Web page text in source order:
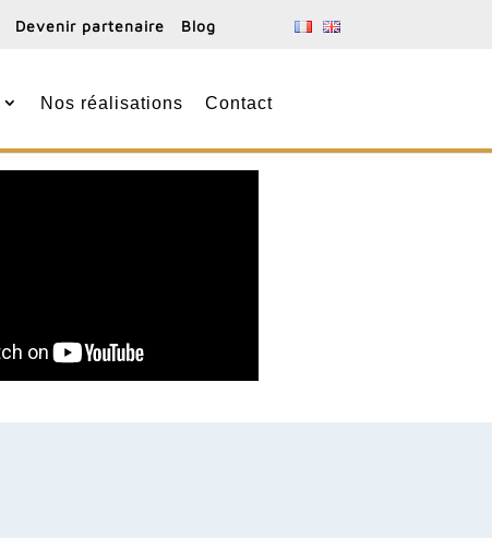
Devenir partenaire Blog
Nos réalisations Contact